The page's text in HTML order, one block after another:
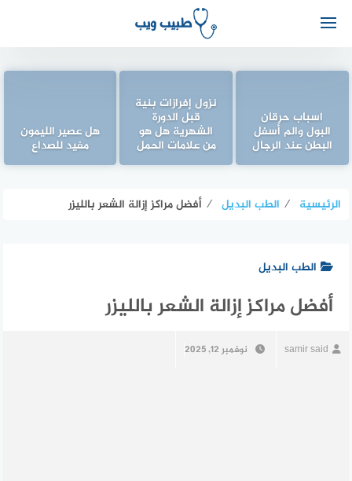
اسباب حرقان
البول والم أسفل
البطن عند الرجال
نزول إفرازات بنية
قبل الدورة
الشهرية هل هو
من علامات الحمل
هل عصير الليمون
مفيد للصداع
الرئيسية ⁄ الطب البديل ⁄ أفضل مراكز إزالة الشعر بالليزر
الطب البديل
أفضل مراكز إزالة الشعر بالليزر
samir said نوفمبر 12, 2025